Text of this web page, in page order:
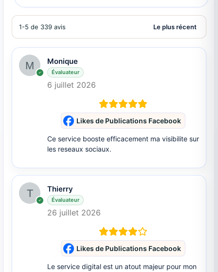
1-5 de 339 avis
Monique
Évaluateur
6 juillet 2026
Likes de Publications Facebook
Ce service booste efficacement ma visibilite sur
les reseaux sociaux.
Thierry
Évaluateur
26 juillet 2026
Likes de Publications Facebook
Le service digital est un atout majeur pour mon